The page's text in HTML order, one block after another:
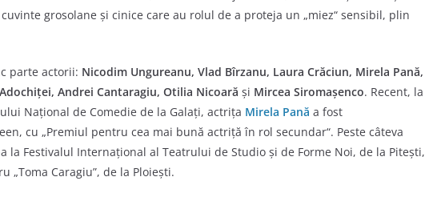
grosolane și cinice care au rolul de a proteja un „miez“ sensibil, plin
parte actorii: Nicodim Ungureanu, Vlad Bîrzanu, Laura Crăciun, Mirela Pană,
Andrei Cantaragiu, Otilia Nicoară și Mircea Siromașenco. Recent, la
Național de Comedie de la Galați, actrița Mirela Pană a fost
cu „Premiul pentru cea mai bună actriță în rol secundar“. Peste câteva
la Festivalul Internațional al Teatrului de Studio și de Forme Noi, de la Pitești,
„Toma Caragiu”, de la Ploiești.